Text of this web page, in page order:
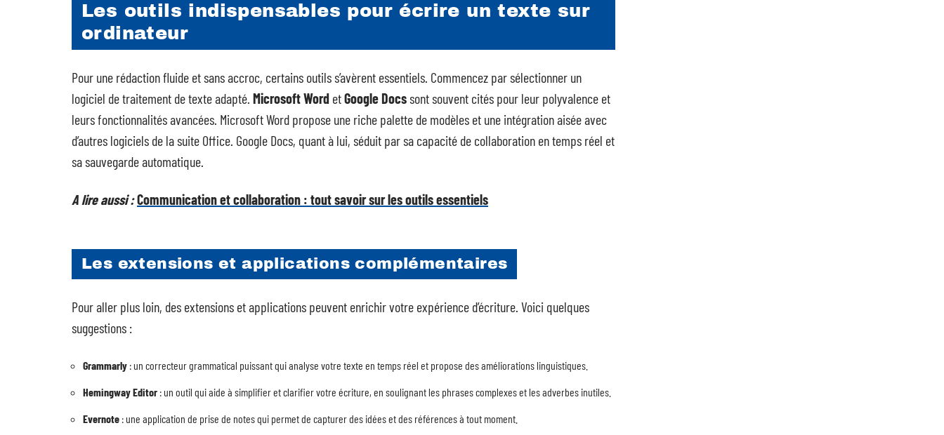
Les outils indispensables pour écrire un texte sur
ordinateur
Pour une rédaction fluide et sans accroc, certains outils s’avèrent essentiels. Commencez par sélectionner un
logiciel de traitement de texte adapté. Microsoft Word etGoogle Docssont souvent cités pour leur polyvalence et
leurs fonctionnalités avancées. Microsoft Word propose une riche palette de modèles et une intégration aisée avec
d’autres logiciels de la suite Office. Google Docs, quant à lui, séduit par sa capacité de collaboration en temps réel et
sa sauvegarde automatique.
A lire aussi :Communication et collaboration : tout savoir sur les outils essentiels
Les extensions et applications complémentaires
Pour aller plus loin, des extensions et applications peuvent enrichir votre expérience d’écriture. Voici quelques
suggestions :
Grammarly : un correcteur grammatical puissant qui analyse votre texte en temps réel et propose des améliorations linguistiques.
Hemingway Editor : un outil qui aide à simplifier et clarifier votre écriture, en soulignant les phrases complexes et les adverbes inutiles.
Evernote : une application de prise de notes qui permet de capturer des idées et des références à tout moment.